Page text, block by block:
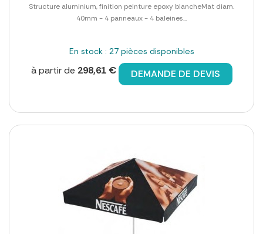
Structure aluminium, finition peinture epoxy blancheMat diam.
40mm - 4 panneaux - 4 baleines...
En stock : 27 pièces disponibles
à partir de 298,61 € DEMANDE DE DEVIS